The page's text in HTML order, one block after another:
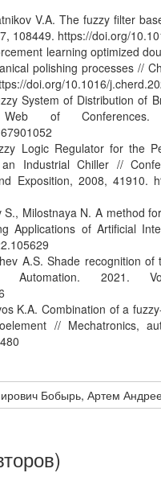
V.A. The fuzzy filter
108449. https://doi.org/
learning optimized
polishing processes //
doi.org/10.1016/
System of Distribution of
of
Logic Regulator for the
Industrial Chiller //
Exposition, 2008, 41910.
Milostnaya N. A method
Applications of Artificial
A.S. Shade recognition
Automation. 2021.
K.A. Combination of a
// Mechatronics,
Бобырь, Артем